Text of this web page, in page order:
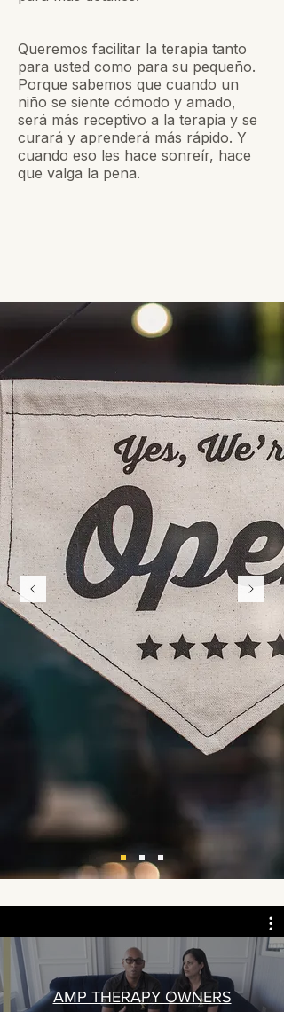
Queremos facilitar la terapia tanto
para usted como para su pequeño.
Porque sabemos que cuando un
niño se siente cómodo y amado,
será más receptivo a la terapia y se
curará y aprenderá más rápido. Y
cuando eso les hace sonreír, hace
que valga la pena.
AMP THERAPY OWNERS